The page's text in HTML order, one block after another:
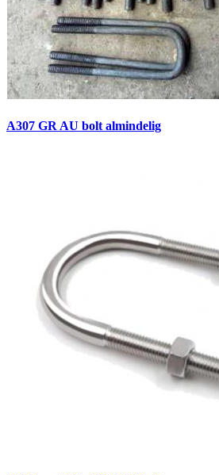
A307 GR AU bolt almindelig